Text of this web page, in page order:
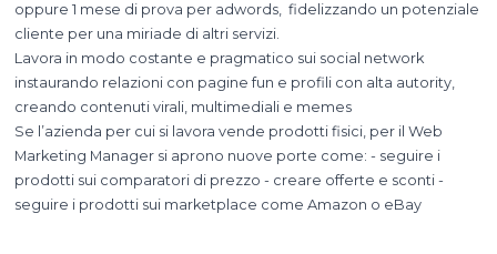
oppure 1 mese di prova per adwords, fidelizzando un potenziale
cliente per una miriade di altri servizi.
Lavora in modo costante e pragmatico sui social network
instaurando relazioni con pagine fun e profili con alta autority,
creando contenuti virali, multimediali e memes
Se l’azienda per cui si lavora vende prodotti fisici, per il Web
Marketing Manager si aprono nuove porte come: - seguire i
prodotti sui comparatori di prezzo - creare offerte e sconti -
seguire i prodotti sui marketplace come Amazon o eBay